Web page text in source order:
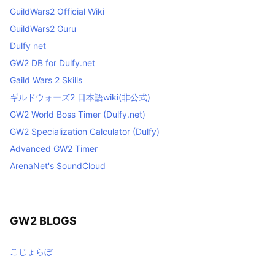
GuildWars2 Official Wiki
GuildWars2 Guru
Dulfy net
GW2 DB for Dulfy.net
Gaild Wars 2 Skills
ギルドウォーズ2 日本語wiki(非公式)
GW2 World Boss Timer (Dulfy.net)
GW2 Specialization Calculator (Dulfy)
Advanced GW2 Timer
ArenaNet's SoundCloud
GW2 BLOGS
こじょらぼ